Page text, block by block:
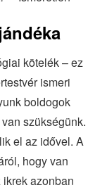
kötelék – ez
ismeri
boldogok
szükségünk.
el az idővel. A
hogy van
azonban